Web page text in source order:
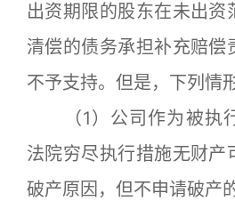
出资期限的股东在未出资
清偿的债务承担补充赔偿
不予支持。但是，下列情
（1）公司作为被执
法院穷尽执行措施无财产
破产原因，但不申请破产的